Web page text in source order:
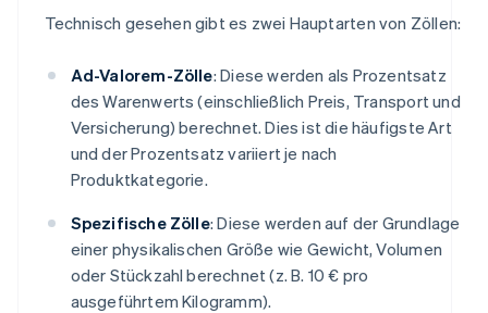
Technisch gesehen gibt es zwei Hauptarten von Zöllen:
Ad-Valorem-Zölle: Diese werden als Prozentsatz
des Warenwerts (einschließlich Preis, Transport und
Versicherung) berechnet. Dies ist die häufigste Art
und der Prozentsatz variiert je nach
Produktkategorie.
Spezifische Zölle: Diese werden auf der Grundlage
einer physikalischen Größe wie Gewicht, Volumen
oder Stückzahl berechnet (z. B. 10 € pro
ausgeführtem Kilogramm).